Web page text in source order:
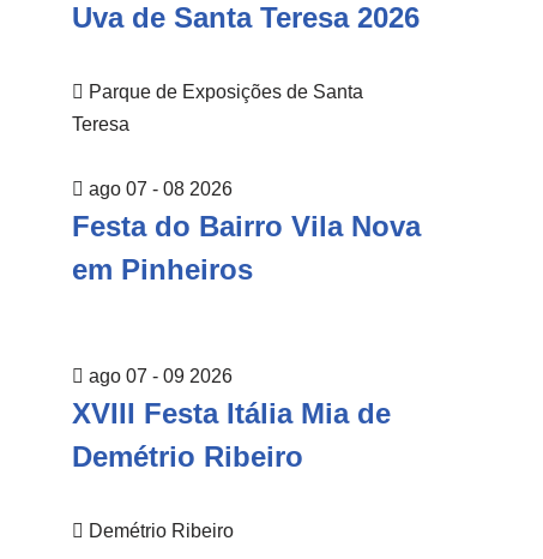
Uva de Santa Teresa 2026
Parque de Exposições de Santa
Teresa
ago 07 - 08 2026
Festa do Bairro Vila Nova
em Pinheiros
ago 07 - 09 2026
XVIII Festa Itália Mia de
Demétrio Ribeiro
Demétrio Ribeiro